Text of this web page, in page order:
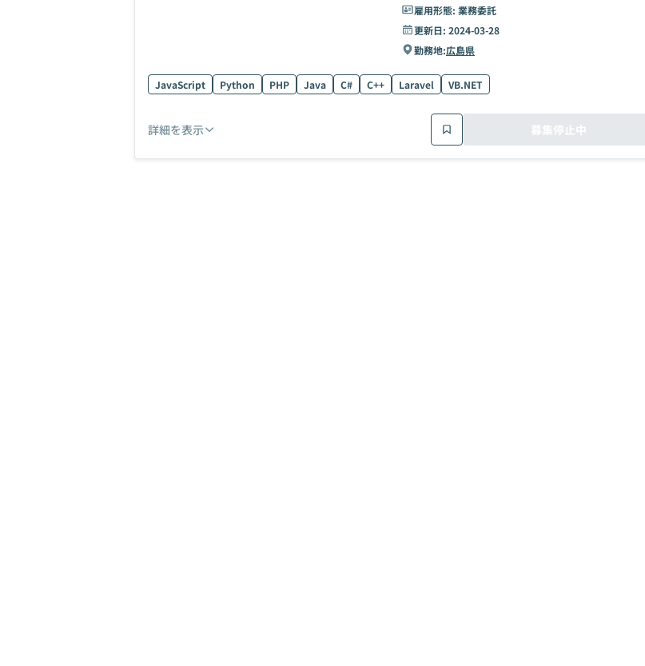
雇用形態: 業務委託
更新日: 2024-03-28
勤務地:広島県
JavaScript Python PHP Java C# C++ Laravel VB.NET
詳細を表示 募集停止中